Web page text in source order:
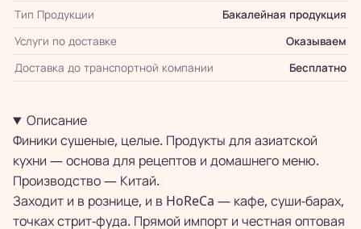
Тип Продукции
Бакалейная продукция
Услуги по доставке
Оказываем
Доставка до транспортной компании
Бесплатно
Описание
Финики сушеные, целые. Продукты для азиатской
кухни — основа для рецептов и домашнего меню.
Производство — Китай.
Заходит и в рознице, и в HoReCa — кафе, суши-барах,
точках стрит-фуда. Прямой импорт и честная оптовая